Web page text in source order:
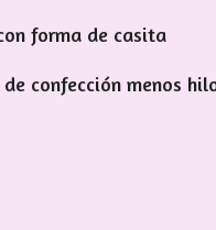
forma de casita
confección menos